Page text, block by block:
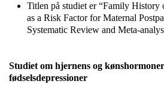
Titlen på studiet er “Family History
as a Risk Factor for Maternal
Systematic Review and Meta-
Studiet om hjernens og
fødselsdepressioner